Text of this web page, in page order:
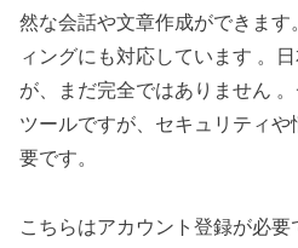
然な会話や文章作成ができま
ィングにも対応しています 。
が、まだ完全ではありません
ツールですが、セキュリティ
要です。
こちらはアカウント登録が必要